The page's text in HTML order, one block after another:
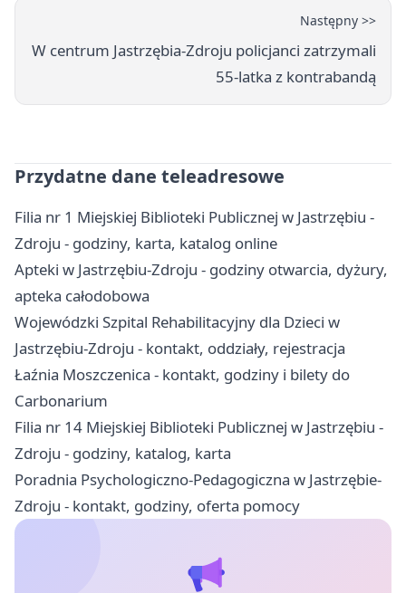
Następny >>
W centrum Jastrzębia-Zdroju policjanci zatrzymali
55-latka z kontrabandą
Przydatne dane teleadresowe
Filia nr 1 Miejskiej Biblioteki Publicznej w Jastrzębiu -
Zdroju - godziny, karta, katalog online
Apteki w Jastrzębiu-Zdroju - godziny otwarcia, dyżury,
apteka całodobowa
Wojewódzki Szpital Rehabilitacyjny dla Dzieci w
Jastrzębiu-Zdroju - kontakt, oddziały, rejestracja
Łaźnia Moszczenica - kontakt, godziny i bilety do
Carbonarium
Filia nr 14 Miejskiej Biblioteki Publicznej w Jastrzębiu -
Zdroju - godziny, katalog, karta
Poradnia Psychologiczno-Pedagogiczna w Jastrzębie-
Zdroju - kontakt, godziny, oferta pomocy